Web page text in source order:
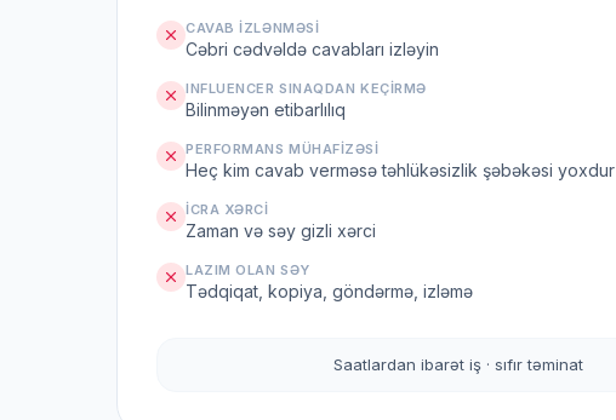
CAVAB IZLƏNMƏSI
Cəbri cədvəldə cavabları izləyin
INFLUENCER SINAQDAN KEÇIRMƏ
Bilinməyən etibarlılıq
PERFORMANS MÜHAFIZƏSI
Heç kim cavab verməsə təhlükəsizlik şəbəkəsi yoxdur
İCRA XƏRCI
Zaman və səy gizli xərci
LAZIM OLAN SƏY
Tədqiqat, kopiya, göndərmə, izləmə
Saatlardan ibarət iş · sıfır təminat